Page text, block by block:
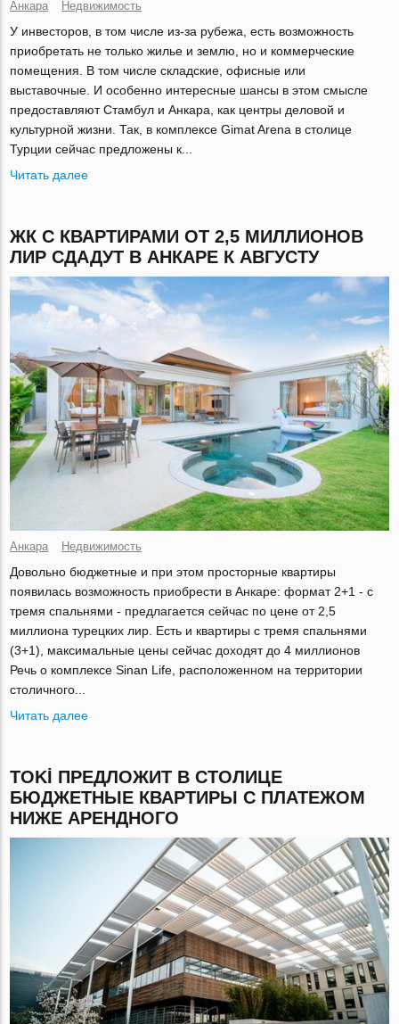
Анкара Недвижимость
У инвесторов, в том числе из-за рубежа, есть возможность
приобретать не только жилье и землю, но и коммерческие
помещения. В том числе складские, офисные или
выставочные. И особенно интересные шансы в этом смысле
предоставляют Стамбул и Анкара, как центры деловой и
культурной жизни. Так, в комплексе Gimat Arena в столице
Турции сейчас предложены к...
Читать далее
ЖК С КВАРТИРАМИ ОТ 2,5 МИЛЛИОНОВ
ЛИР СДАДУТ В АНКАРЕ К АВГУСТУ
Анкара Недвижимость
Довольно бюджетные и при этом просторные квартиры
появилась возможность приобрести в Анкаре: формат 2+1 - с
тремя спальнями - предлагается сейчас по цене от 2,5
миллиона турецких лир. Есть и квартиры с тремя спальнями
(3+1), максимальные цены сейчас доходят до 4 миллионов
Речь о комплексе Sinan Life, расположенном на территории
столичного...
Читать далее
TOKİ ПРЕДЛОЖИТ В СТОЛИЦЕ
БЮДЖЕТНЫЕ КВАРТИРЫ С ПЛАТЕЖОМ
НИЖЕ АРЕНДНОГО